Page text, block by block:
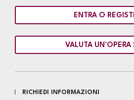
ENTRA O
VALUTA UN'OPERA
RICHIEDI INFORMAZIONI